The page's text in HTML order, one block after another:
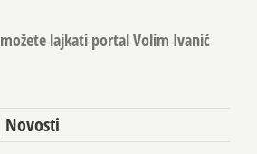
lajkati portal Volim Ivanić
Novosti